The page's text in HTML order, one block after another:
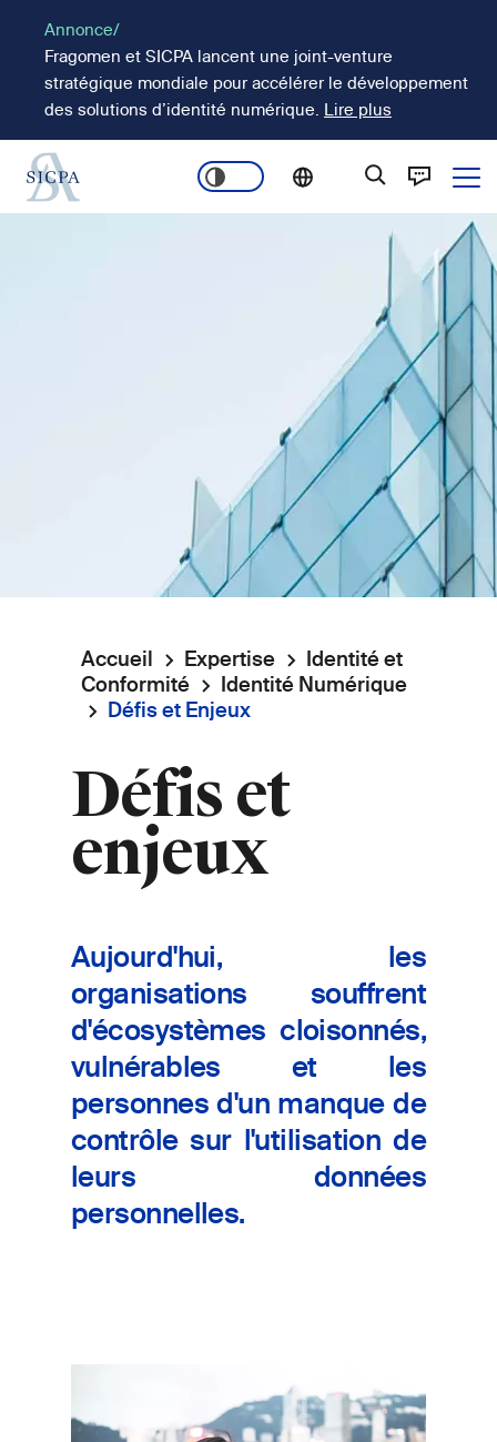
contenu
principal
Annonce/
Fragomen et SICPA lancent une joint-venture
stratégique mondiale pour accélérer le développement
des solutions d’identité numérique. Lire plus
Main
Fil
d'Ariane
Accueil Expertise
Identité et
Conformité
Identité Numérique
Défis et Enjeux
Défis et
enjeux
Aujourd'hui, les
organisations souffrent
d'écosystèmes cloisonnés,
vulnérables et les
personnes d'un manque de
contrôle sur l'utilisation de
leurs données
personnelles.